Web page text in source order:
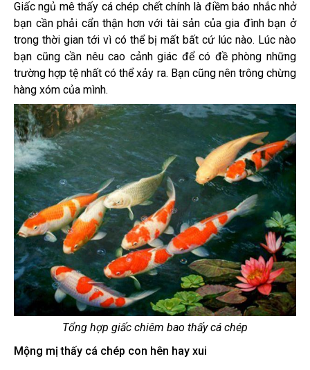
Giấc ngủ mê thấy cá chép chết chính là điềm báo nhắc nhở
bạn cần phải cẩn thận hơn với tài sản của gia đình bạn ở
trong thời gian tới vì có thể bị mất bất cứ lúc nào. Lúc nào
bạn cũng cần nêu cao cảnh giác để có đề phòng những
trường hợp tệ nhất có thể xảy ra. Bạn cũng nên trông chừng
hàng xóm của mình.
Tổng hợp giấc chiêm bao thấy cá chép
Mộng mị thấy cá chép con hên hay xui